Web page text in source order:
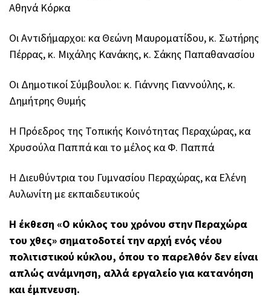
Αθηνά Κόρκα
Οι Αντιδήμαρχοι: κα Θεώνη Μαυροματίδου, κ. Σωτήρης
Πέρρας, κ. Μιχάλης Κανάκης, κ. Σάκης Παπαθανασίου
Οι Δημοτικοί Σύμβουλοι: κ. Γιάννης Γιαννούλης, κ.
Δημήτρης Θυμής
Η Πρόεδρος της Τοπικής Κοινότητας Περαχώρας, κα
Χρυσούλα Παππά και το μέλος κα Φ. Παππά
Η Διευθύντρια του Γυμνασίου Περαχώρας, κα Ελένη
Αυλωνίτη με εκπαιδευτικούς
Η έκθεση «Ο κύκλος του χρόνου στην Περαχώρα
του χθες» σηματοδοτεί την αρχή ενός νέου
πολιτιστικού κύκλου, όπου το παρελθόν δεν είναι
απλώς ανάμνηση, αλλά εργαλείο για κατανόηση
και έμπνευση.